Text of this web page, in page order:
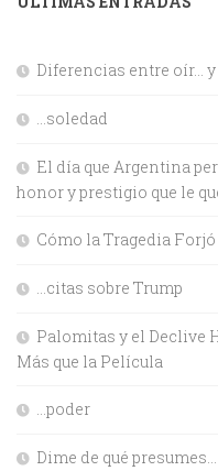
Diferencias entre oír… y
…soledad
El día que Argentina
honor y prestigio que le
Cómo la Tragedia
…citas sobre Trump
Palomitas y el Declive
Más que la Película
…poder
Dime de qué